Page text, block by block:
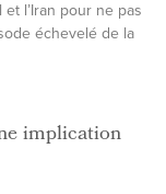
l’Iran pour ne pas
échevelé de la
implication